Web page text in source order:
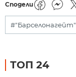
Сподели
#"Барселонагейт"
ТОП 24